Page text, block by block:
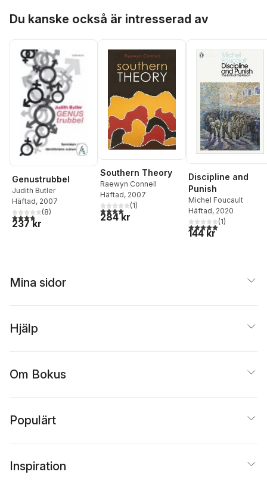
Du kanske också är intresserad av
Genustrubbel
Judith Butler
Häftad, 2007
3,8utav 5 stjärnor. Totalt antal röster:
(8)
237 kr
Southern Theory
Raewyn Connell
Häftad, 2007
4,0utav 5 stjärnor. Totalt antal röster:
(1)
284 kr
Discipline and
Punish
Michel Foucault
Häftad, 2020
5,0utav 5 stjärnor.
(1)
144 kr
Mina sidor
Hjälp
Om Bokus
Populärt
Inspiration